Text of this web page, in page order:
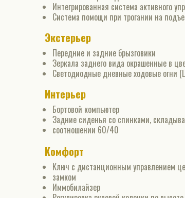
Интегрированная система активного
Cистема помощи при трогании на
Экстерьер
Передние и задние брызговики
Зеркала заднего вида окрашенные в
Светодиодные дневные ходовые огни
Интерьер
Бортовой компьютер
Задние сиденья со спинками,
соотношении 60/40
Комфорт
Ключ с дистанционным управлением
замком
Иммобилайзер